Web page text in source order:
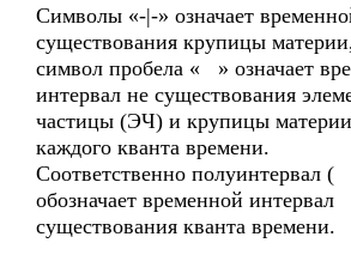
Символы «-|-» означает
существования крупицы
символ пробела « » означает
интервал не существования
частицы (ЭЧ) и крупицы
каждого кванта времени.
Соответственно полуинтервал
обозначает временной интервал
существования кванта времени.